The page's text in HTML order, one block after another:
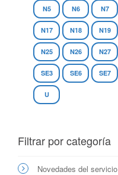
N5 N6 N7
N17 N18 N19
N25 N26 N27
SE3 SE6 SE7
U
Filtrar por categoría
Novedades del servicio